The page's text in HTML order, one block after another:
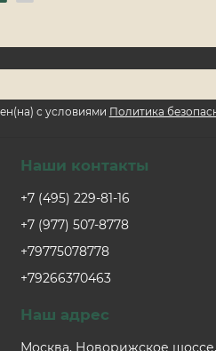
с условиями Политика
Наши контакты
+7 (495) 229-81-16
+7 (977) 507-8778
+79775078778
+79266370463
Наш адрес
Москва, Новорижское